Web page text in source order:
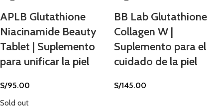
APLB Glutathione
Niacinamide Beauty
Tablet | Suplemento
para unificar la piel
S/95.00
BB Lab Glutathione
Collagen W |
Suplemento para el
cuidado de la piel
S/145.00
Sold out